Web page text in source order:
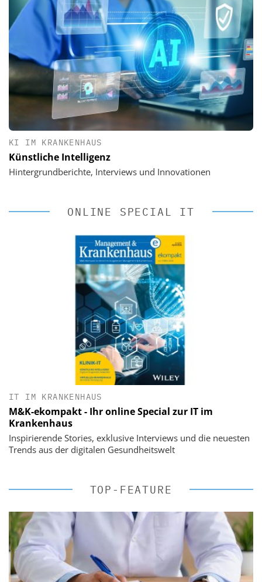
KI IM KRANKENHAUS
Künstliche Intelligenz
Hintergrundberichte, Interviews und Innovationen
ONLINE SPECIAL IT
IT IM KRANKENHAUS
M&K-ekompakt - Ihr online Special zur IT im
Krankenhaus
Inspirierende Stories, exklusive Interviews und die neuesten
Trends aus der digitalen Gesundheitswelt
TOP-FEATURE